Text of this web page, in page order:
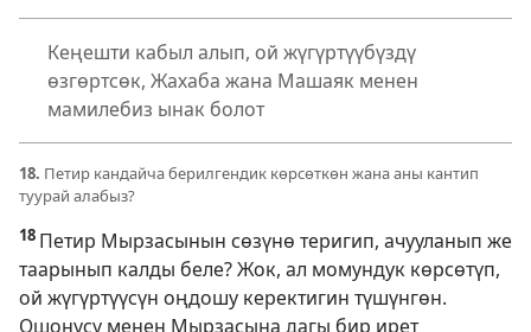
Кеңешти кабыл алып, ой жүгүртүүбүздү
өзгөртсөк, Жахаба жана Машаяк менен
мамилебиз ынак болот
18. Петир кандайча берилгендик көрсөткөн жана аны кантип
туурай алабыз?
18 Петир Мырзасынын сөзүнө теригип, ачууланып же
таарынып калды беле? Жок, ал момундук көрсөтүп,
ой жүгүртүүсүн оңдошу керектигин түшүнгөн.
Ошонусу менен Мырзасына дагы бир ирет